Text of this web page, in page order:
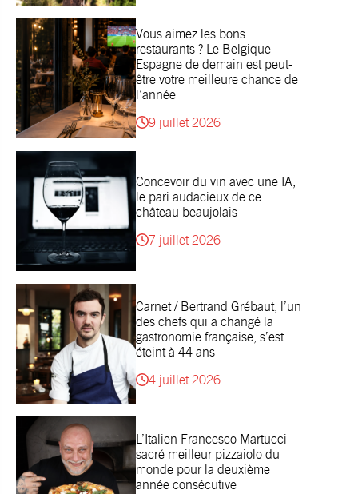
Vous aimez les bons
restaurants ? Le Belgique-
Espagne de demain est peut-
être votre meilleure chance de
l’année
9 juillet 2026
Concevoir du vin avec une IA,
le pari audacieux de ce
château beaujolais
7 juillet 2026
Carnet / Bertrand Grébaut, l’un
des chefs qui a changé la
gastronomie française, s’est
éteint à 44 ans
4 juillet 2026
L’Italien Francesco Martucci
sacré meilleur pizzaiolo du
monde pour la deuxième
année consécutive